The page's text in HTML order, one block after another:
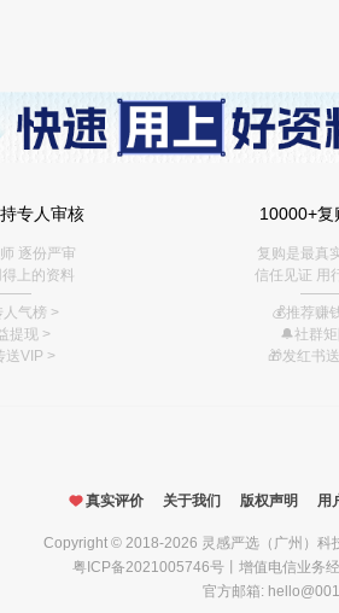
专人审核
逐份严审
上的资料
人气榜 >
提现 >
送VIP >
10000+复
复购是最真
信任见证 用
💰推荐赚
🔔社群
🎁发红书
真实评价 关于我们 版权声明 用
Copyright © 2018-2026 灵感严选（广州）科
粤ICP备2021005746号 丨增值电信业务
官方邮箱: